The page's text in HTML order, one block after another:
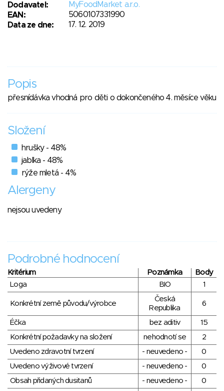
Dodavatel:
MyFoodMarket a.r.o.
EAN:
5060107331990
Data ze dne:
17. 12. 2019
Popis
přesnídávka vhodná pro děti o dokončeného 4. měsíce věku
Složení
hrušky - 48%
jablka - 48%
rýže mletá - 4%
Alergeny
nejsou uvedeny
Podrobné hodnocení
Kritérium Poznámka
Body
Loga
BIO 1
Konkrétní země původu/výrobce
Česká
Republika
6
Éčka bez aditiv
15
Konkrétní požadavky na složení
nehodnotí se
2
Uvedeno zdravotní tvrzení
- neuvedeno -
0
Uvedeno výživové tvrzení
- neuvedeno -
0
Obsah přidaných dusitanů
- neuvedeno -
0